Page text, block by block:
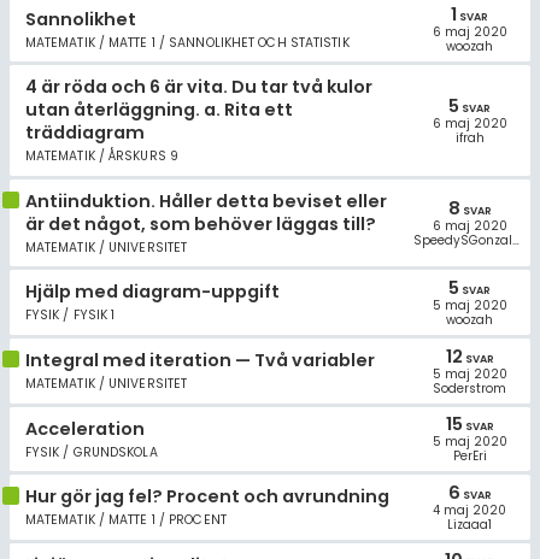
Sannolikhet
MATEMATIK / MATTE 1 / SANNOLIKHET OCH STATISTIK
1 SVAR
6 maj 2020
woozah
4 är röda och 6 är vita. Du tar två kulor
utan återläggning. a. Rita ett
träddiagram
MATEMATIK / ÅRSKURS 9
5 SVAR
6 maj 2020
ifrah
Antiinduktion. Håller detta beviset eller
är det något, som behöver läggas till?
MATEMATIK / UNIVERSITET
8 SVAR
6 maj 2020
SpeedySGonzales
Hjälp med diagram-uppgift
FYSIK / FYSIK 1
5 SVAR
5 maj 2020
woozah
Integral med iteration — Två variabler
MATEMATIK / UNIVERSITET
12 SVAR
5 maj 2020
Soderstrom
Acceleration
FYSIK / GRUNDSKOLA
15 SVAR
5 maj 2020
PerEri
Hur gör jag fel? Procent och avrundning
MATEMATIK / MATTE 1 / PROCENT
6 SVAR
4 maj 2020
Lizaaa1